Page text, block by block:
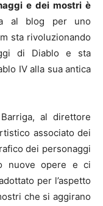
e dei mostri è
al blog per uno
sta rivoluzionando
di Diablo e sta
IV alla sua antica
al direttore
associato dei
dei personaggi
nuove opere e ci
per l’aspetto
che si aggirano